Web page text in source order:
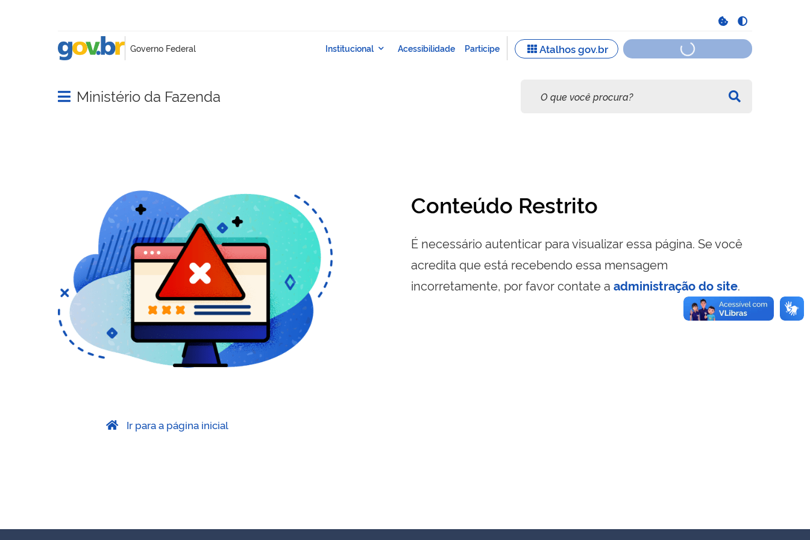
Abrir menu principal de navegação
Ministério da Fazenda
Conteúdo Restrito
É necessário autenticar para visualizar essa página. Se você
acredita que está recebendo essa mensagem
incorretamente, por favor contate a administração do site.
Ir para a página inicial